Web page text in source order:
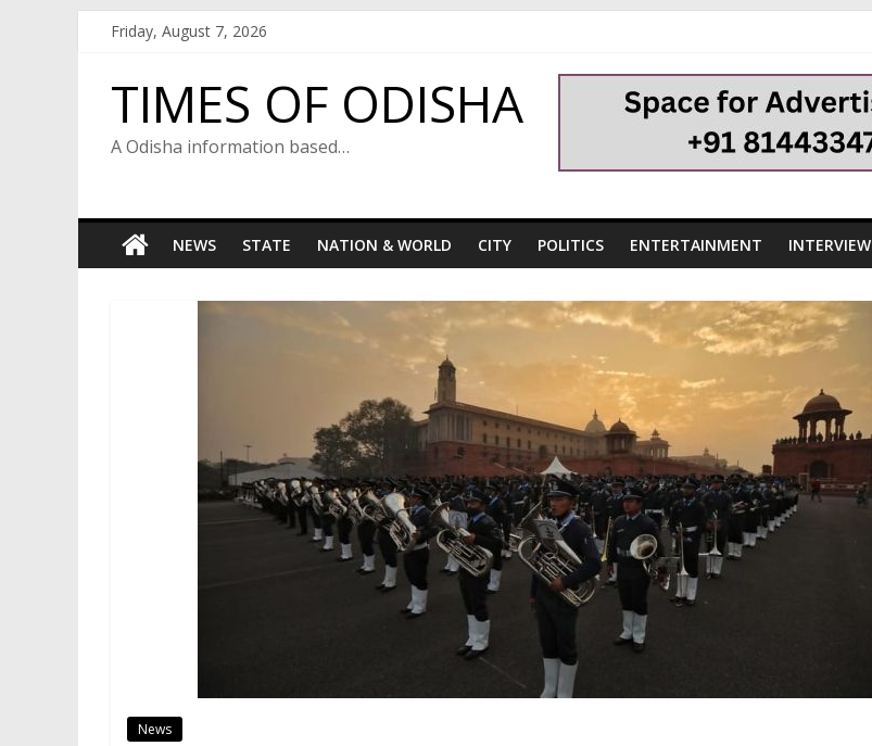
Friday, August 7, 2026
TIMES OF ODISHA
A Odisha information based…
NEWS STATE NATION & WORLD CITY POLITICS ENTERTAINMENT INTERVIEW
News